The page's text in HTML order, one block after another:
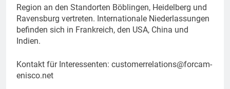
Region an den Standorten Böblingen, Heidelberg und
Ravensburg vertreten. Internationale Niederlassungen
befinden sich in Frankreich, den USA, China und
Indien.
Kontakt für Interessenten: customerrelations@forcam-
enisco.net